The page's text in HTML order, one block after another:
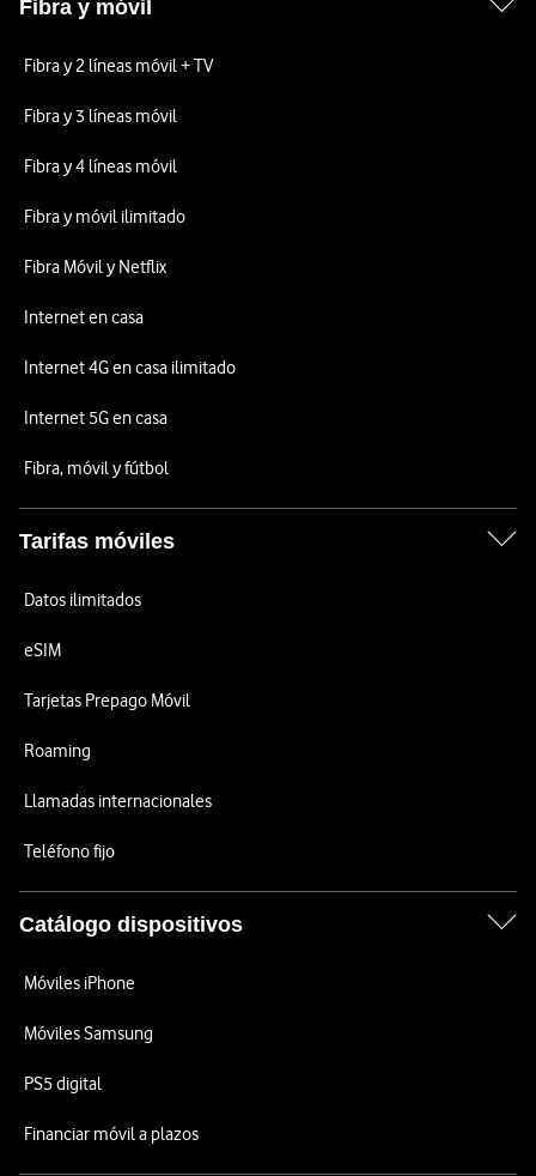
Fibra y móvil
Fibra y 2 líneas móvil + TV
Fibra y 3 líneas móvil
Fibra y 4 líneas móvil
Fibra y móvil ilimitado
Fibra Móvil y Netflix
Internet en casa
Internet 4G en casa ilimitado
Internet 5G en casa
Fibra, móvil y fútbol
Tarifas móviles
Datos ilimitados
eSIM
Tarjetas Prepago Móvil
Roaming
Llamadas internacionales
Teléfono fijo
Catálogo dispositivos
Móviles iPhone
Móviles Samsung
PS5 digital
Financiar móvil a plazos